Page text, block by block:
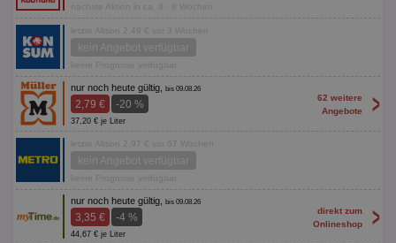
nächste Aktion in ca. 8 - 9 Wochen
letzte Aktion 2,49 € vor 3 Wochen
kein Angebot verfügbar
keine Prognose verfügbar
nur noch heute gültig, bis 09.08.26
2,79 € -20 %
37,20 € je Liter
62 weitere
Angebote
>
letzte Aktion 2,97 € vor 67 Wochen
kein Angebot verfügbar
keine Prognose verfügbar
nur noch heute gültig, bis 09.08.26
3,35 € -4 %
44,67 € je Liter
direkt zum
Onlineshop
>